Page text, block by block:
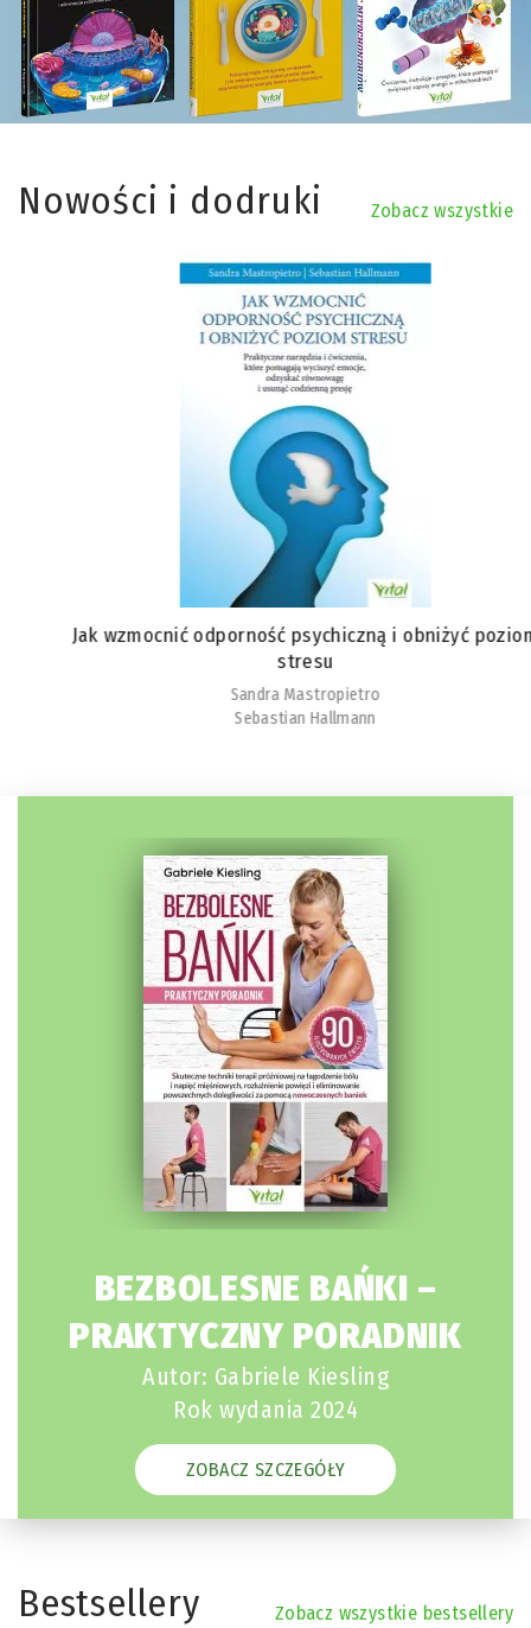
Nowości i dodruki Zobacz wszystkie
Jak wzmocnić odporność psychiczną i obniżyć poziom
stresu
Sandra Mastropietro
Sebastian Hallmann
BEZBOLESNE BAŃKI –
PRAKTYCZNY PORADNIK
Autor: Gabriele Kiesling
Rok wydania 2024
ZOBACZ SZCZEGÓŁY
Bestsellery Zobacz wszystkie bestsellery